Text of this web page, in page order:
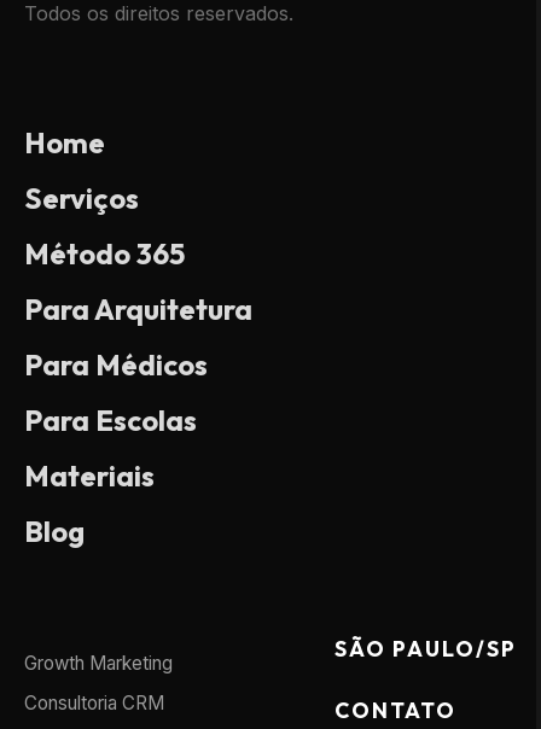
Todos os direitos reservados.
Home
Serviços
Método 365
Para Arquitetura
Para Médicos
Para Escolas
Materiais
Blog
Growth Marketing
Consultoria CRM
SÃO PAULO/SP
CONTATO